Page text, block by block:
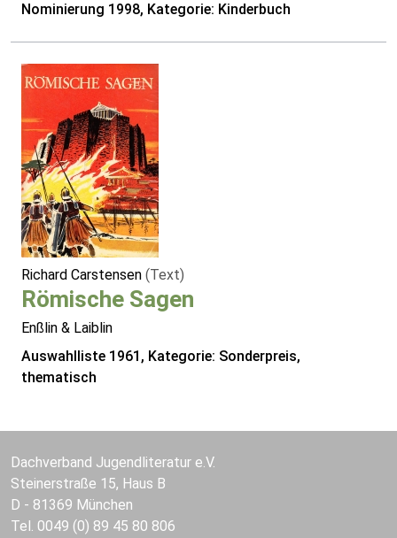
Nominierung 1998, Kategorie: Kinderbuch
Richard Carstensen (Text)
Römische Sagen
Enßlin & Laiblin
Auswahlliste 1961, Kategorie: Sonderpreis,
thematisch
Dachverband Jugendliteratur e.V.
Steinerstraße 15, Haus B
D - 81369 München
Tel. 0049 (0) 89 45 80 806